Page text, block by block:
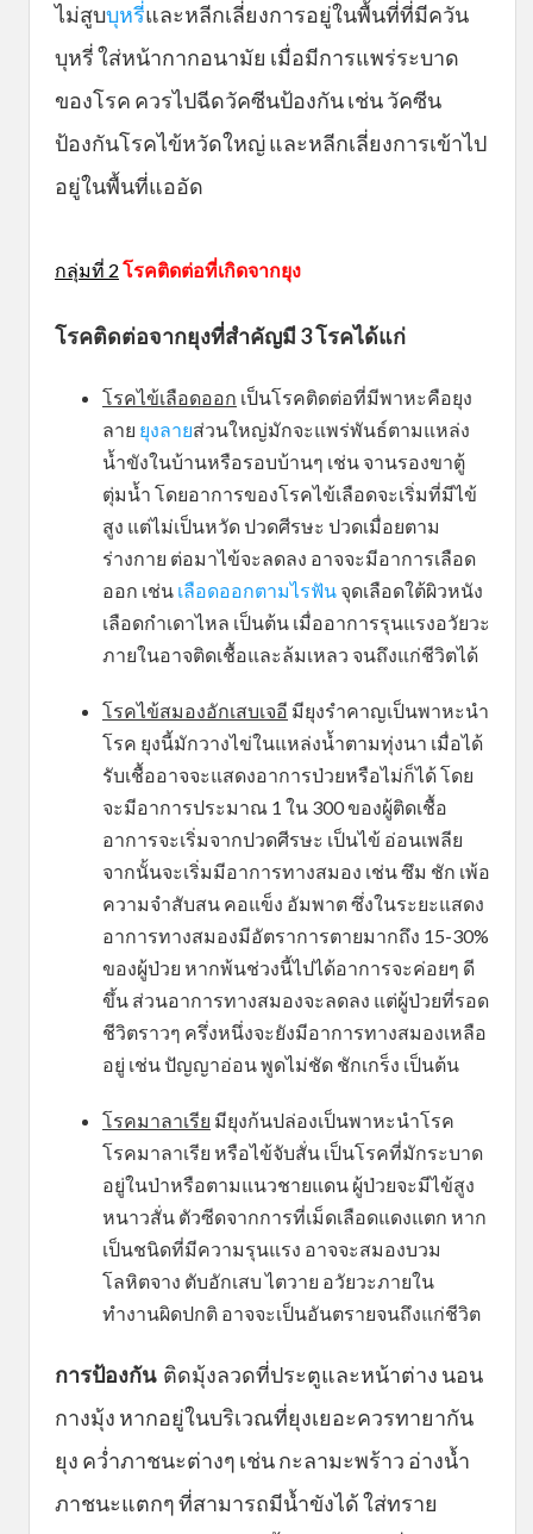
ไม่สูบบุหรี่และหลีกเลี่ยงการอยู่ในพื้นที่ที่มีควัน
บุหรี่ ใส่หน้ากากอนามัย เมื่อมีการแพร่ระบาด
ของโรค ควรไปฉีดวัคซีนป้องกัน เช่น วัคซีน
ป้องกันโรคไข้หวัดใหญ่ และหลีกเลี่ยงการเข้าไป
อยู่ในพื้นที่แออัด
กลุ่มที่ 2 โรคติดต่อที่เกิดจากยุง
โรคติดต่อจากยุงที่สำคัญมี 3 โรคได้แก่
โรคไข้เลือดออก เป็นโรคติดต่อที่มีพาหะคือยุง
ลาย ยุงลายส่วนใหญ่มักจะแพร่พันธ์ตามแหล่ง
น้ำขังในบ้านหรือรอบบ้านๆ เช่น จานรองขาตู้
ตุ่มน้ำ โดยอาการของโรคไข้เลือดจะเริ่มที่มีไข้
สูง แต่ไม่เป็นหวัด ปวดศีรษะ ปวดเมื่อยตาม
ร่างกาย ต่อมาไข้จะลดลง อาจจะมีอาการเลือด
ออก เช่น เลือดออกตามไรฟัน จุดเลือดใต้ผิวหนัง
เลือดกำเดาไหล เป็นต้น เมื่ออาการรุนแรงอวัยวะ
ภายในอาจติดเชื้อและล้มเหลว จนถึงแก่ชีวิตได้
โรคไข้สมองอักเสบเจอี มียุงรำคาญเป็นพาหะนำ
โรค ยุงนี้มักวางไข่ในแหล่งน้ำตามทุ่งนา เมื่อได้
รับเชื้ออาจจะแสดงอาการป่วยหรือไม่ก็ได้ โดย
จะมีอาการประมาณ 1 ใน 300 ของผู้ติดเชื้อ
อาการจะเริ่มจากปวดศีรษะ เป็นไข้ อ่อนเพลีย
จากนั้นจะเริ่มมีอาการทางสมอง เช่น ซึม ชัก เพ้อ
ความจำสับสน คอแข็ง อัมพาต ซึ่งในระยะแสดง
อาการทางสมองมีอัตราการตายมากถึง 15-30%
ของผู้ป่วย หากพ้นช่วงนี้ไปได้อาการจะค่อยๆ ดี
ขึ้น ส่วนอาการทางสมองจะลดลง แต่ผู้ป่วยที่รอด
ชีวิตราวๆ ครึ่งหนึ่งจะยังมีอาการทางสมองเหลือ
อยู่ เช่น ปัญญาอ่อน พูดไม่ชัด ชักเกร็ง เป็นต้น
โรคมาลาเรีย มียุงก้นปล่องเป็นพาหะนำโรค
โรคมาลาเรีย หรือไข้จับสั่น เป็นโรคที่มักระบาด
อยู่ในป่าหรือตามแนวชายแดน ผู้ป่วยจะมีไข้สูง
หนาวสั่น ตัวซีดจากการที่เม็ดเลือดแดงแตก หาก
เป็นชนิดที่มีความรุนแรง อาจจะสมองบวม
โลหิตจาง ตับอักเสบ ไตวาย อวัยวะภายใน
ทำงานผิดปกติ อาจจะเป็นอันตรายจนถึงแก่ชีวิต
การป้องกัน ติดมุ้งลวดที่ประตูและหน้าต่าง นอน
กางมุ้ง หากอยู่ในบริเวณที่ยุงเยอะควรทายากัน
ยุง คว่ำภาชนะต่างๆ เช่น กะลามะพร้าว อ่างน้ำ
ภาชนะแตกๆ ที่สามารถมีน้ำขังได้ ใส่ทราย